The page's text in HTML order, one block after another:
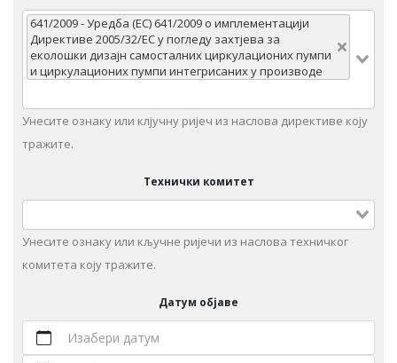
641/2009 - Уредба (EC) 641/2009 о имплементацији
Директиве 2005/32/EC у погледу захтјева за
еколошки дизајн самосталних циркулационих пумпи
и циркулационих пумпи интегрисаних у производе
Унесите ознаку или клјучну ријеч из наслова директиве коју
тражите.
Технички комитет
Унeситe ознаку или кључне ријечи из наслова техничког
комитета коју тражите.
Датум објаве
Изабери датум